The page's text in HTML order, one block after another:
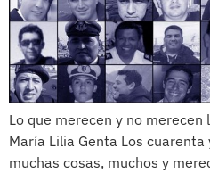
Lo que merecen y no
María Lilia Genta Los
muchas cosas, muchos y